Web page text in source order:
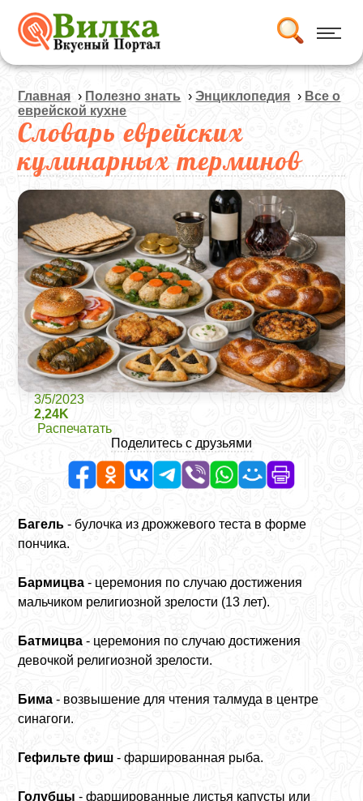
Главная › Полезно знать ›Энциклопедия › Все о
еврейской кухне
Словарь еврейских
кулинарных терминов
3/5/2023
2,24K
Распечатать
Поделитесь с друзьями
Багель- булочка из дрожжевого теста в форме
пончика.
Бармицва- церемония по случаю достижения
мальчиком религиозной зрелости (13 лет).
Батмицва - церемония по случаю достижения
девочкой религиозной зрелости.
Бима- возвышение для чтения талмуда в центре
синагоги.
Гефильте фиш - фаршированная рыба.
Голубцы- фаршированные листья капусты или